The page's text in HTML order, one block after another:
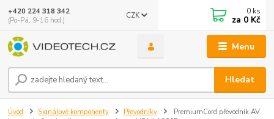
Menu
CZK
Hledat
+420 224 318 342
(Po-Pá, 9-16 hod.)
0 ks
za 0 Kč
Úvod Signálové komponenty Převodníky
PremiumCord převodník AV